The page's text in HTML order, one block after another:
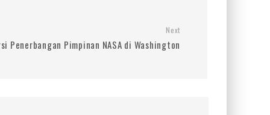
Next
Penerbangan Pimpinan NASA di Washington